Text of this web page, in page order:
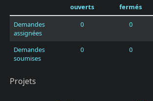
ouverts fermés
Demandes
assignées
0 0
Demandes
soumises
0 0
Projets